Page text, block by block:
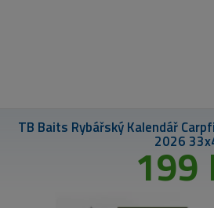
Westin Wobler
ID-Crank 1,5
4,8cm 8,5g Matt
Tiger
216 Kč